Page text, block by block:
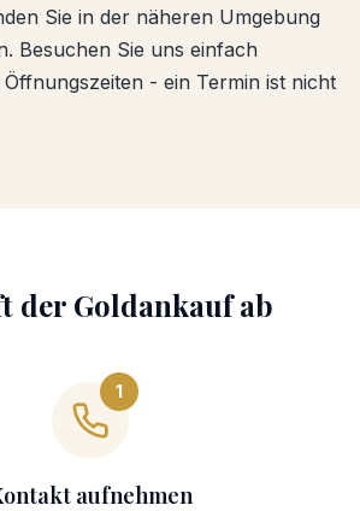
Sie in der näheren Umgebung
Besuchen Sie uns einfach
- ein Termin ist nicht
der Goldankaufab
1
aufnehmen